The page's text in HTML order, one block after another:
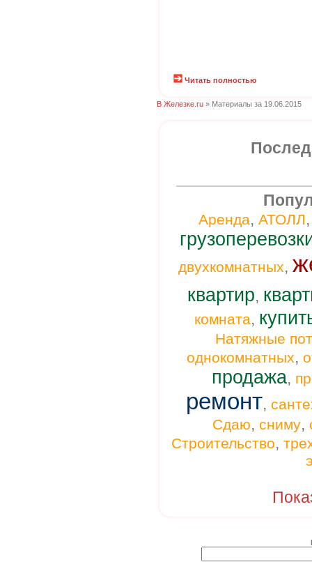
Читать полностью
В Железке.ru » Материалы за 19.06.2015
Аренда, АТОЛЛ
двухкомнатных,
квартир,
комната,
Натяжные
однокомнатных,
продажа,
ремонт,
Сдаю, сниму,
Строительство,